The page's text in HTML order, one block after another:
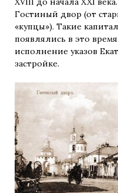
Гостиный двор (от
«купцы»). Такие
появлялись в это
исполнение указов
застройке.